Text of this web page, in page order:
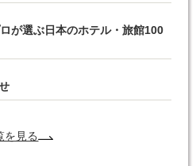
が選ぶ日本のホテル・旅館100
を見る